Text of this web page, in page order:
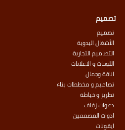
تصميم
تصميم
الأشغال اليدوية
التصاميم التجارية
اللوحات و الاعلانات
اناقة وجمال
تصاميم و مخططات بناء
تطريز و خياطة
دعوات زفاف
ادوات المصممين
ايقونات